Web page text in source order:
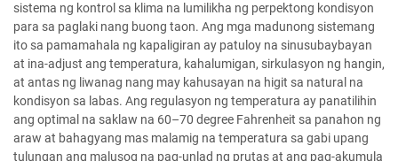
sistema ng kontrol sa klima na lumilikha ng perpektong kondisyon
para sa paglaki nang buong taon. Ang mga madunong sistemang
ito sa pamamahala ng kapaligiran ay patuloy na sinusubaybayan
at ina-adjust ang temperatura, kahalumigan, sirkulasyon ng hangin,
at antas ng liwanag nang may kahusayan na higit sa natural na
kondisyon sa labas. Ang regulasyon ng temperatura ay panatilihin
ang optimal na saklaw na 60–70 degree Fahrenheit sa panahon ng
araw at bahagyang mas malamig na temperatura sa gabi upang
tulungan ang malusog na pag-unlad ng prutas at ang pag-akumula